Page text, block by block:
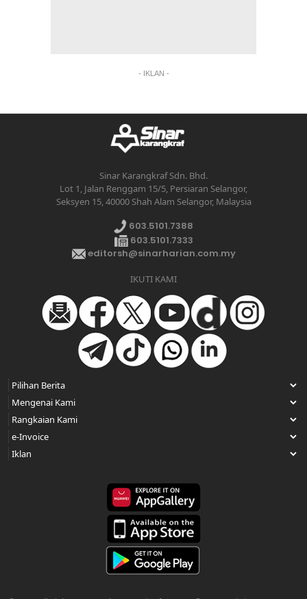
- IKLAN -
Sinar Karangkraf Sdn. Bhd.
Lot 1, Jalan Renggam 15/5, Persiaran Selangor,
Seksyen 15, 40000 Shah Alam Selangor, Malaysia
603.5101.7388
603.5101.7333
editorsh@sinarharian.com.my
IKUTI KAMI